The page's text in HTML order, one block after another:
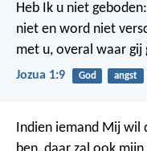
Heb Ik u niet
niet en word niet
met u, overal waar gij
Jozua 1:9 God angst
Indien iemand Mij wil